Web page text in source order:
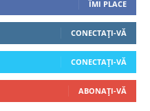
ÎMI PLACE
CONECTAȚI-VĂ
CONECTAȚI-VĂ
ABONAȚI-VĂ